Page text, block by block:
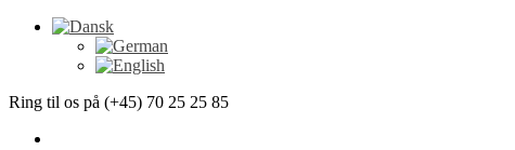
Ring til os på (+45) 70 25 25 85